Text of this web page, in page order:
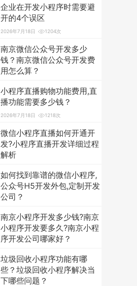
企业在开发小程序时需要避
开的4个误区
2026年7月18日 1204次
南京微信公众号开发多少
钱？南京微信公众号开发费
用怎么算？
小程序直播购物功能费用,直
播功能需要多少钱？
2026年7月18日 1218次
微信小程序直播如何开通开
发?小程序直播开发详细过程
解析
如何找到靠谱的微信小程序,
公众号H5开发外包,定制开发
公司？
南京小程序开发多少钱?南京
小程序开发要多久?南京小程
序开发公司哪家好？
垃圾回收小程序功能有哪
些？垃圾回收小程序解决当
下哪些问题？